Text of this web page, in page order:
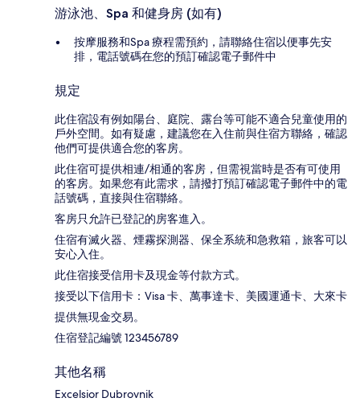
游泳池、Spa 和健身房 (如有)
按摩服務和Spa 療程需預約，請聯絡住宿以便事先安
排，電話號碼在您的預訂確認電子郵件中
規定
此住宿設有例如陽台、庭院、露台等可能不適合兒童使用的
戶外空間。如有疑慮，建議您在入住前與住宿方聯絡，確認
他們可提供適合您的客房。
此住宿可提供相連/相通的客房，但需視當時是否有可使用
的客房。如果您有此需求，請撥打預訂確認電子郵件中的電
話號碼，直接與住宿聯絡。
客房只允許已登記的房客進入。
住宿有滅火器、煙霧探測器、保全系統和急救箱，旅客可以
安心入住。
此住宿接受信用卡及現金等付款方式。
接受以下信用卡：Visa 卡、萬事達卡、美國運通卡、大來卡
提供無現金交易。
住宿登記編號 123456789
其他名稱
Excelsior Dubrovnik